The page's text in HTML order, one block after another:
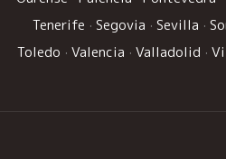
Tenerife · Segovia · Sevilla ·
Toledo · Valencia · Valladolid ·